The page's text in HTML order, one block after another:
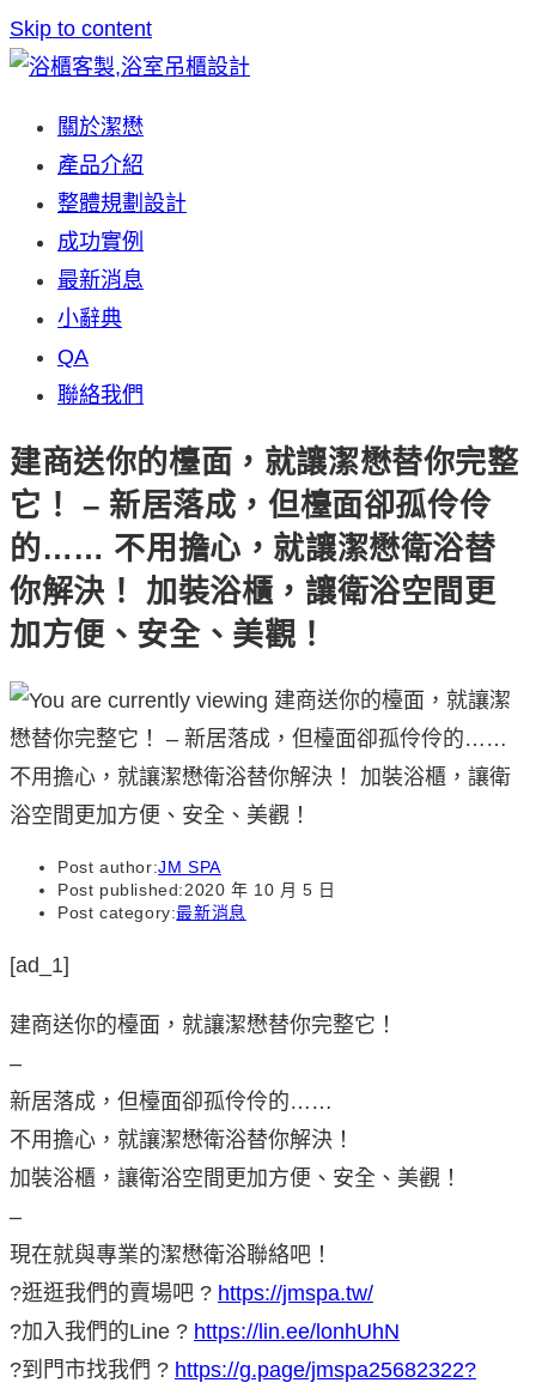
Skip to content
關於潔懋
產品介紹
整體規劃設計
成功實例
最新消息
小辭典
QA
聯絡我們
建商送你的檯面，就讓潔懋替你完整
它！ – 新居落成，但檯面卻孤伶伶
的…… 不用擔心，就讓潔懋衛浴替
你解決！ 加裝浴櫃，讓衛浴空間更
加方便、安全、美觀！
Post author:JM SPA
Post published:2020 年 10 月 5 日
Post category:最新消息
[ad_1]
建商送你的檯面，就讓潔懋替你完整它！
–
新居落成，但檯面卻孤伶伶的……
不用擔心，就讓潔懋衛浴替你解決！
加裝浴櫃，讓衛浴空間更加方便、安全、美觀！
–
現在就與專業的潔懋衛浴聯絡吧！
?逛逛我們的賣場吧 ? https://jmspa.tw/
?加入我們的Line ? https://lin.ee/lonhUhN
?到門市找我們 ? https://g.page/jmspa25682322?